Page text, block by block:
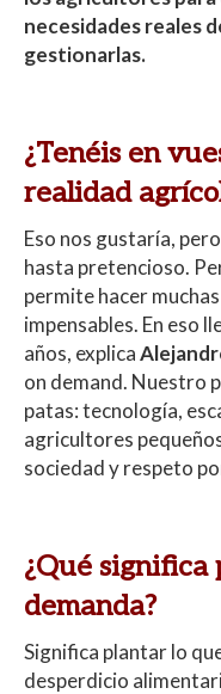
necesidades reales
gestionarlas.
¿Tenéis en
realidad
Eso nos gustaría,
hasta pretencioso.
permite hacer
impensables. En eso
años, explica
on demand. Nuestro
patas: tecnología,
agricultores
sociedad y respeto
¿Qué significa
demanda?
Significa plantar lo
desperdicio